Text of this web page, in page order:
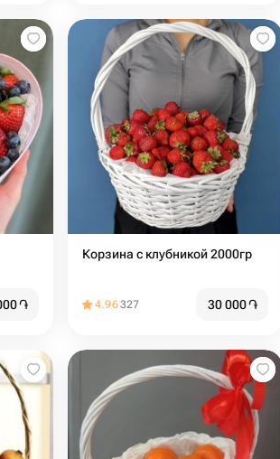
֏
Корзина с клубникой 2000гр
4.96327 30 000֏